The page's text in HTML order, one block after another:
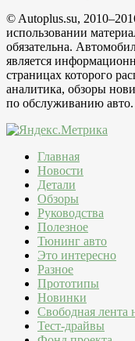
© Autoplus.su,
использовании
обязательна.
является
страницах которого
аналитика, обзоры
по обслуживанию авто.
Главная
Новости
Детали
Обзоры
Руководства
Полезное
Тюнинг авто
Это интересно
Разное
Прототипы
Новинки
Свободная лента
Тест-драйвы